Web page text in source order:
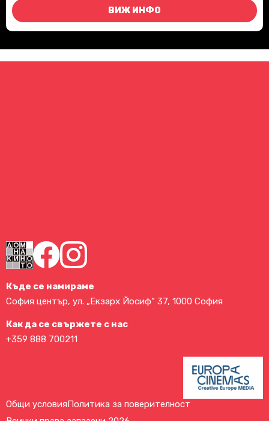
ВИЖ ИНФО
Къде се намираме
София център, ул. „Екзарх Йосиф“ 37, 1000 София
Как да се свържете с нас
+359 888 700211
Общи условияПолитика за поверителност